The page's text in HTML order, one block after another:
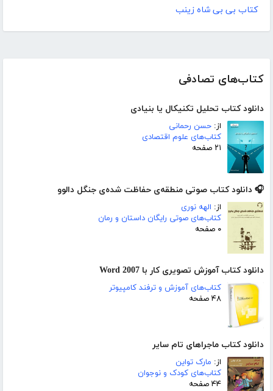
کتاب‌های تصادفی
دانلود کتاب تحلیل تکنیکال یا بنیادی
از: حسن رحمانی
کتاب‌های علوم اقتصادی
۲۱ صفحه
🎧 دانلود کتاب صوتی منطقه‌ی حفاظت شده‌ی جنگل دالوو
از: الهه نوری
کتاب‌های صوتی رایگان داستان و رمان
۰ صفحه
دانلود کتاب آموزش تصویری کار با Word 2007
کتاب‌های آموزش و ترفند کامپیوتر
۴۸ صفحه
دانلود کتاب ماجراهای تام سایر
از: مارک تواین
کتاب‌های کودک و نوجوان
۴۴ صفحه
کتاب بی بی شاه زینب